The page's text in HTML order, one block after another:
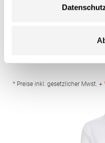
L613 SOL´S Herren
individuell anpassbare
einem Knopf am Ärmelschlitz Zwei Abnäher an den Seiten
Materialzusammensetzung:
PolyesterArtikelname:
SleeveAngaben zur
* Preise inkl. gesetzlicher Mwst. +